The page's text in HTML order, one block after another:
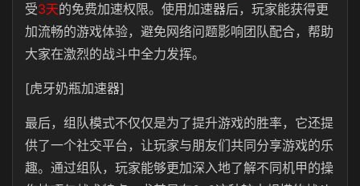
受3天的免费加速权限。使用加速器后，玩家能获得更
加流畅的游戏体验，避免网络问题影响团队配合，帮助
大家在激烈的战斗中全力发挥。
[虎牙奶瓶加速器]
最后，组队模式不仅仅是为了提升游戏的胜率，它还提
供了一个社交平台，让玩家与朋友们共同分享游戏的乐
趣。通过组队，玩家能够更加深入地了解不同机甲的操